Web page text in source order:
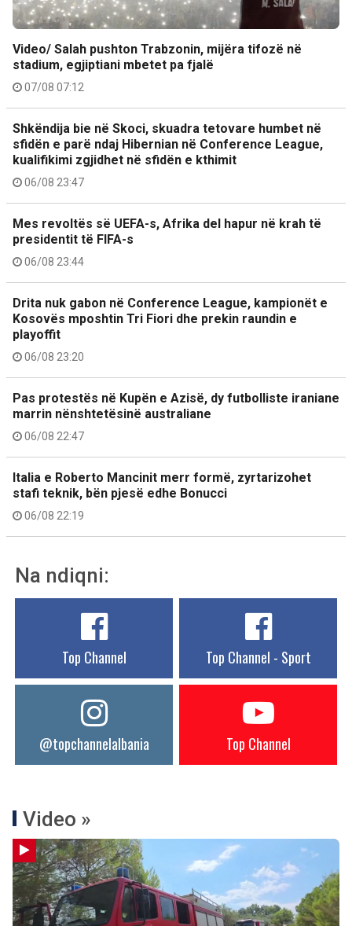
Video/ Salah pushton Trabzonin, mijëra tifozë në
stadium, egjiptiani mbetet pa fjalë
07/08 07:12
Shkëndija bie në Skoci, skuadra tetovare humbet në
sfidën e parë ndaj Hibernian në Conference League,
kualifikimi zgjidhet në sfidën e kthimit
06/08 23:47
Mes revoltës së UEFA-s, Afrika del hapur në krah të
presidentit të FIFA-s
06/08 23:44
Drita nuk gabon në Conference League, kampionët e
Kosovës mposhtin Tri Fiori dhe prekin raundin e
playoffit
06/08 23:20
Pas protestës në Kupën e Azisë, dy futbolliste iraniane
marrin nënshtetësinë australiane
06/08 22:47
Italia e Roberto Mancinit merr formë, zyrtarizohet
stafi teknik, bën pjesë edhe Bonucci
06/08 22:19
Na ndiqni:
Top Channel Top Channel - Sport
@topchannelalbania Top Channel
Video »